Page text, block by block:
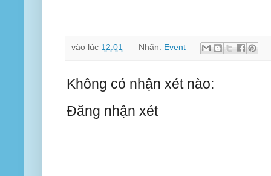
vào lúc 12:01 Nhãn: Event
Không có nhận xét nào:
Đăng nhận xét